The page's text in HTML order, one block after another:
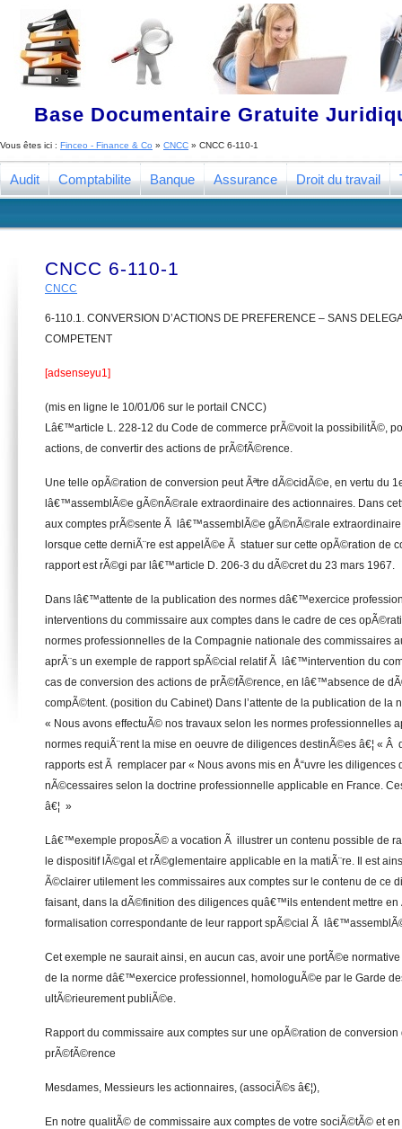
Base Documentaire Gratuite
Vous êtes ici : Finceo - Finance & Co » CNCC » CNCC 6-110-1
Audit Comptabilite Banque Assurance Droit du travail
CNCC 6-110-1
CNCC
6-110.1. CONVERSION D’ACTIONS DE PREFERENCE – SANS
COMPETENT
[adsenseyu1]
(mis en ligne le 10/01/06 sur le portail CNCC)
Lâ€™article L. 228-12 du Code de commerce prÃ©voit la possibilitÃ©,
actions, de convertir des actions de prÃ©fÃ©rence.
Une telle opÃ©ration de conversion peut Ãªtre dÃ©cidÃ©e, en vertu du
lâ€™assemblÃ©e gÃ©nÃ©rale extraordinaire des actionnaires. Dans
aux comptes prÃ©sente Ã lâ€™assemblÃ©e gÃ©nÃ©rale
lorsque cette derniÃ¨re est appelÃ©e Ã statuer sur cette opÃ©ration de
rapport est rÃ©gi par lâ€™article D. 206-3 du dÃ©cret du 23 mars 1967.
Dans lâ€™attente de la publication des normes dâ€™exercice
interventions du commissaire aux comptes dans le cadre de ces
normes professionnelles de la Compagnie nationale des commissaires
aprÃ¨s un exemple de rapport spÃ©cial relatif Ã lâ€™intervention du
cas de conversion des actions de prÃ©fÃ©rence, en lâ€™absence de
compÃ©tent. (position du Cabinet) Dans l’attente de la publication de la
« Nous avons effectuÃ© nos travaux selon les normes professionnelles
normes requiÃ¨rent la mise en oeuvre de diligences destinÃ©es â€¦ « Â
rapports est Ã remplacer par « Nous avons mis en Å“uvre les diligences
nÃ©cessaires selon la doctrine professionnelle applicable en France.
â€¦ »
Lâ€™exemple proposÃ© a vocation Ã illustrer un contenu possible de
le dispositif lÃ©gal et rÃ©glementaire applicable en la matiÃ¨re. Il est
Ã©clairer utilement les commissaires aux comptes sur le contenu de ce
faisant, dans la dÃ©finition des diligences quâ€™ils entendent mettre en
formalisation correspondante de leur rapport spÃ©cial Ã
Cet exemple ne saurait ainsi, en aucun cas, avoir une portÃ©e
de la norme dâ€™exercice professionnel, homologuÃ©e par le Garde
ultÃ©rieurement publiÃ©e.
Rapport du commissaire aux comptes sur une opÃ©ration de
prÃ©fÃ©rence
Mesdames, Messieurs les actionnaires, (associÃ©s â€¦),
En notre qualitÃ© de commissaire aux comptes de votre sociÃ©tÃ© et